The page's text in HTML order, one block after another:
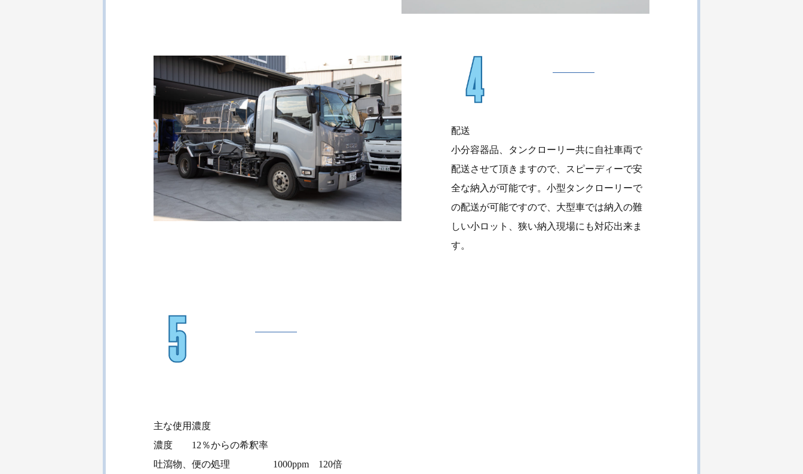
配送
小分容器品、タンクローリー共に自社車両で
配送させて頂きますので、スピーディーで安
全な納入が可能です。小型タンクローリーで
の配送が可能ですので、大型車では納入の難
しい小ロット、狭い納入現場にも対応出来ま
す。
主な使用濃度
濃度 12％からの希釈率
吐瀉物、便の処理 1000ppm 120倍